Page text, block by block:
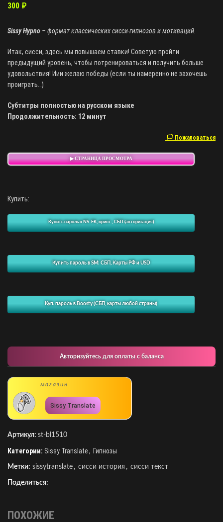
300 ₽
Sissy Hypno – формат классических сисси-гипнозов и мотиваций.
Итак, сисси, здесь мы повышаем ставки! Советую пройти
предыдущий уровень, чтобы потренироваться и получить больше
удовольствия! Иии желаю победы (если ты намеренно не захочешь
проиграть…)
Субтитры полностью на русском языке
Продолжительность: 12 минут
🏳 Пожаловаться
▶ СТРАНИЦА ПРОСМОТРА
Купить:
Купить пароль в NS: FK, крипт., СБП (авторизация)
Купить пароль в SM: СБП, Карты РФ и USD
Куп. пароль в Boosty (СБП, карты любой страны)
Авторизуйтесь для оплаты с баланса
магазин
Sissy Translate
Артикул: st-bl1510
Категории: Sissy Translate, Гипнозы
Метки: sissytranslate , сисси история , сисси текст
Поделиться:
ПОХОЖИЕ